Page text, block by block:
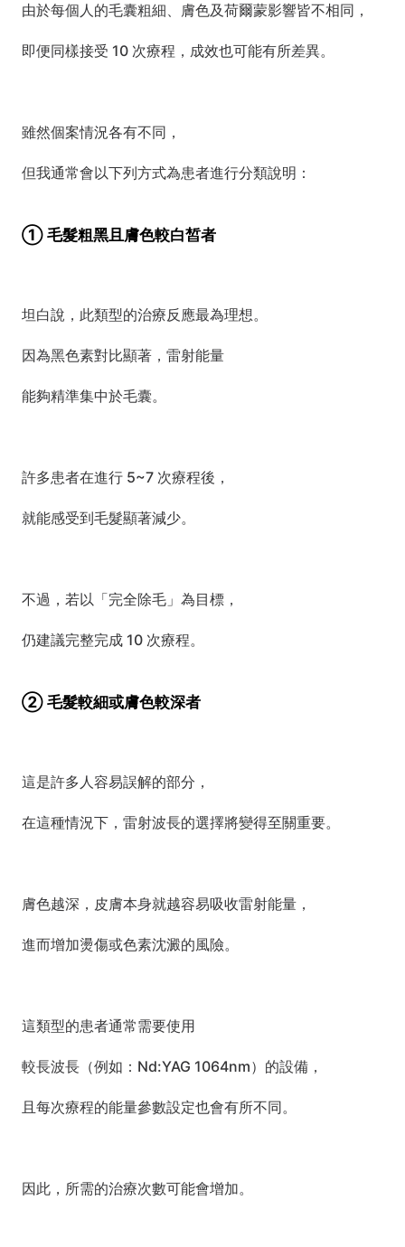
由於每個人的毛囊粗細、膚色及荷爾蒙影響皆不相同，
即便同樣接受 10 次療程，成效也可能有所差異。
雖然個案情況各有不同，
但我通常會以下列方式為患者進行分類說明：
① 毛髮粗黑且膚色較白皙者
坦白說，此類型的治療反應最為理想。
因為黑色素對比顯著，雷射能量
能夠精準集中於毛囊。
許多患者在進行 5~7 次療程後，
就能感受到毛髮顯著減少。
不過，若以「完全除毛」為目標，
仍建議完整完成 10 次療程。
② 毛髮較細或膚色較深者
這是許多人容易誤解的部分，
在這種情況下，雷射波長的選擇將變得至關重要。
膚色越深，皮膚本身就越容易吸收雷射能量，
進而增加燙傷或色素沈澱的風險。
這類型的患者通常需要使用
較長波長（例如：Nd:YAG 1064nm）的設備，
且每次療程的能量參數設定也會有所不同。
因此，所需的治療次數可能會增加。